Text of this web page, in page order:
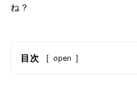
ね？
目次 [ open ]